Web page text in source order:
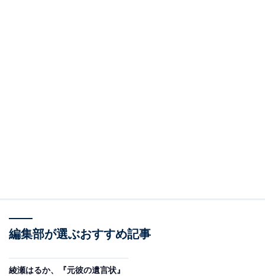
編集部が選ぶおすすめ記事
綾瀬はるか、『元彼の遺言状』